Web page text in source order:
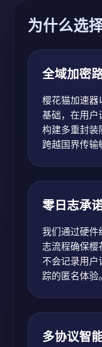
为什么选
全域加密
樱花猫加速器
基础，在用户
构建多重封
跨越国界传输
零日志承
我们通过硬件
志流程确保
不会记录用
踪的匿名体验。
多协议智